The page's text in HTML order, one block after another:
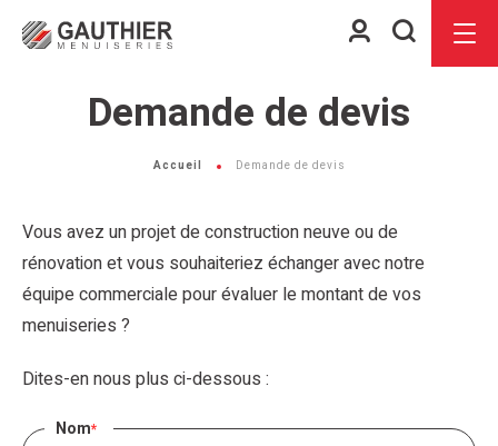
Espace
Menu
Demande de devis
Accueil Demande de devis
Vous avez un projet de construction neuve ou de
rénovation et vous souhaiteriez échanger avec notre
équipe commerciale pour évaluer le montant de vos
menuiseries ?
Dites-en nous plus ci-dessous :
Nom*